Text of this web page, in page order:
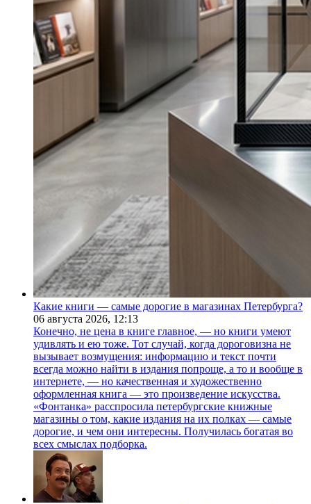
Какие книги — самые дорогие в магазинах Петербурга?
06 августа 2026, 12:13
Конечно, не цена в книге главное, — но книги умеют
удивлять и ею тоже. Тот случай, когда дороговизна не
вызывает возмущения: информацию и текст почти
всегда можно найти в издания попроще, а то и вообще в
интернете, — но качественная и художественно
оформленная книга — это произведение искусства.
«Фонтанка» расспросила петербургские книжные
магазины о том, какие издания на их полках — самые
дорогие, и чем они интересны. Получилась богатая во
всех смыслах подборка.